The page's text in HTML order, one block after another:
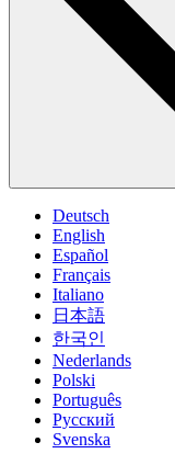
Deutsch
English
Español
Français
Italiano
日本語
한국인
Nederlands
Polski
Português
Pусский
Svenska